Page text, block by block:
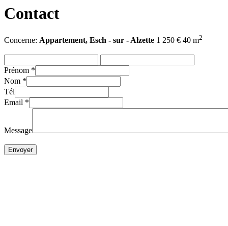
Contact
Concerne: Appartement, Esch - sur - Alzette 1 250 € 40 m2
Prénom *
Nom *
Tél
Email *
Message